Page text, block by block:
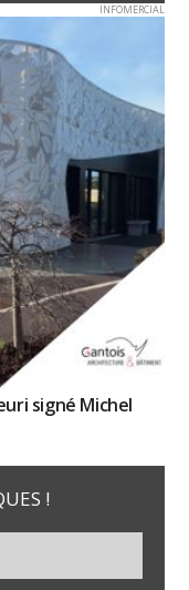
INFOMERCIAL
signé Michel
!